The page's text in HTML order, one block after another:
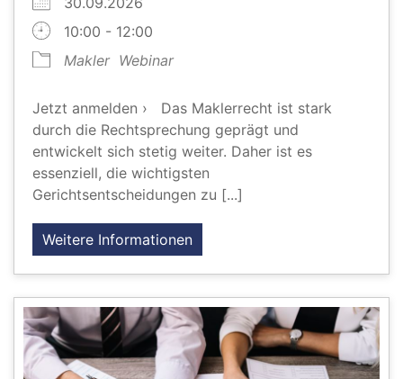
10:00 - 12:00
Makler Webinar
Jetzt anmelden › Das Maklerrecht ist stark
durch die Rechtsprechung geprägt und
entwickelt sich stetig weiter. Daher ist es
essenziell, die wichtigsten
Gerichtsentscheidungen zu [...]
Weitere Informationen